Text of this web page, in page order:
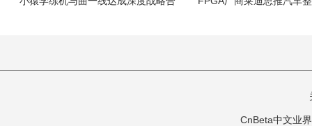
CnBeta中文业